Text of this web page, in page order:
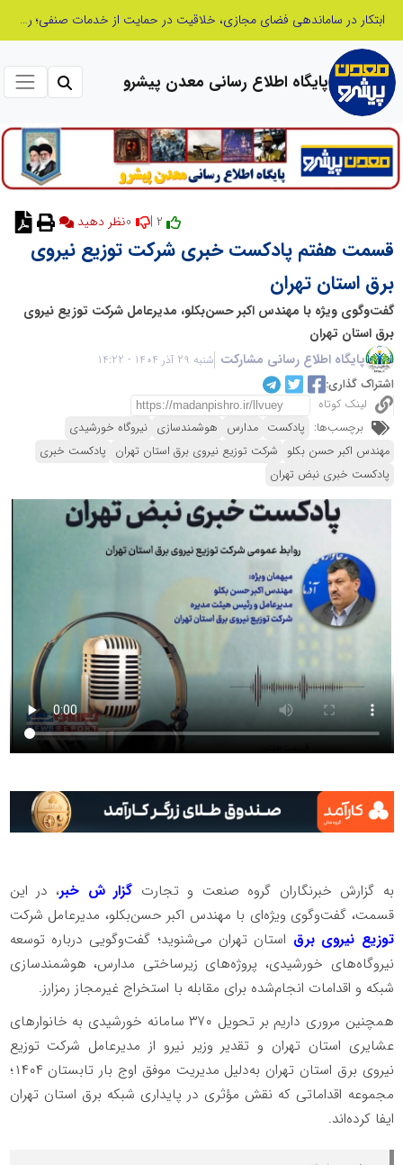
ابتکار در ساماندهی فضای مجازی، خلاقیت در حمایت از خدمات صنفی؛ رویکرد نوین اتحادیه کامیون‌داران کرج
پایگاه اطلاع رسانی معدن پیشرو
نظر دهید
قسمت هفتم پادکست خبری شرکت توزیع نیروی
برق استان تهران
گفت‌وگوی ویژه‌ با مهندس اکبر حسن‌بکلو، مدیرعامل شرکت توزیع نیروی
برق استان تهران
پایگاه اطلاع رسانی مشارکت شنبه 29 آذر 1404 - 14:22
اشتراک گذاری:
لینک کوتاه
برچسب‌ها: پادکست مدارس هوشمندسازی نیروگاه خورشیدی
مهندس اکبر حسن بکلو شرکت توزیع نیروی برق استان تهران پادکست خبری
پادکست خبری نبض تهران
به گزارش خبرنگاران گروه صنعت و تجارت گزار ش خبر، در این
قسمت، گفت‌وگوی ویژه‌ای با مهندس اکبر حسن‌بکلو، مدیرعامل شرکت
توزیع نیروی برق استان تهران می‌شنوید؛ گفت‌وگویی درباره توسعه
نیروگاه‌های خورشیدی، پروژه‌های زیرساختی مدارس، هوشمندسازی
شبکه و اقدامات انجام‌شده برای مقابله با استخراج غیرمجاز رمزارز.️
همچنین مروری داریم بر تحویل ۳۷۰ سامانه خورشیدی به خانوارهای
عشایری استان تهران و تقدیر وزیر نیرو از مدیرعامل شرکت توزیع
نیروی برق استان تهران به‌دلیل مدیریت موفق اوج بار تابستان ۱۴۰۴؛
مجموعه اقداماتی که نقش مؤثری در پایداری شبکه برق استان تهران
ایفا کرده‌اند.